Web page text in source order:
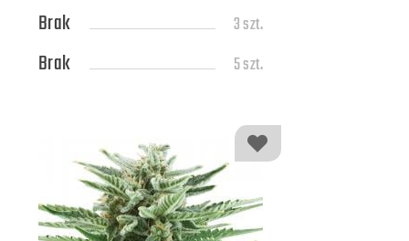
Brak 3 szt.
Brak 5 szt.
25 szt.
Brak 100 szt.